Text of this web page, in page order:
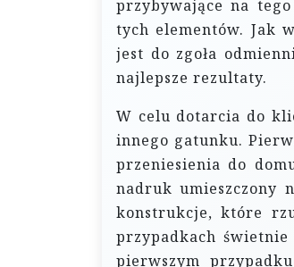
przybywające na
tych elementów. Jak
jest do zgoła
najlepsze rezultaty.
W celu dotarcia do
innego gatunku.
przeniesienia do
nadruk umieszczony
konstrukcje, które
przypadkach
pierwszym przypadku